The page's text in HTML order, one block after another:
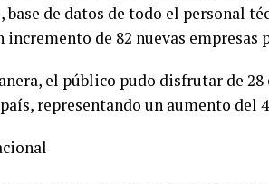
base de datos de todo el personal
incremento de 82 nuevas empresas
el público pudo disfrutar de
representando un aumento del